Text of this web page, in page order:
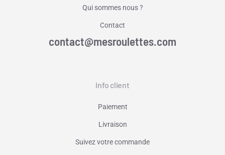
Qui sommes nous ?
Contact
contact@mesroulettes.com
Info client
Paiement
Livraison
Suivez votre commande